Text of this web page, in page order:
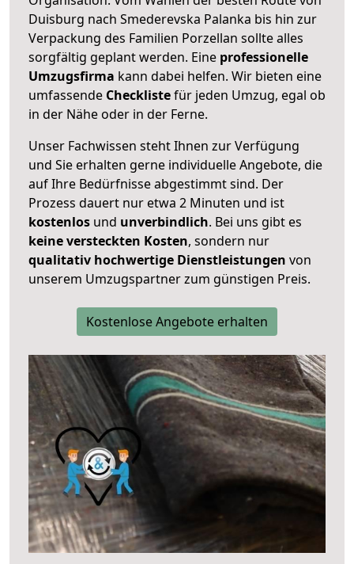
Duisburg nach Smederevska Palanka bis hin zur
Verpackung des Familien Porzellan sollte alles
sorgfältig geplant werden. Eine professionelle
Umzugsfirma kann dabei helfen. Wir bieten eine
umfassende Checklistefür jeden Umzug, egal ob
in der Nähe oder in der Ferne.
Unser Fachwissen steht Ihnen zur Verfügung
und Sie erhalten gerne individuelle Angebote, die
auf Ihre Bedürfnisse abgestimmt sind. Der
Prozess dauert nur etwa 2 Minuten und ist
kostenlos und unverbindlich. Bei uns gibt es
keine versteckten Kosten, sondern nur
qualitativ hochwertige Dienstleistungen von
unserem Umzugspartner zum günstigen Preis.
Kostenlose Angebote erhalten